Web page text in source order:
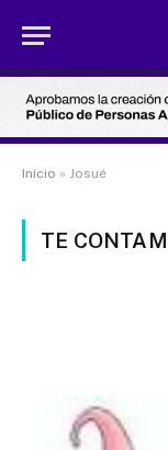
Inicio » Josué
TE